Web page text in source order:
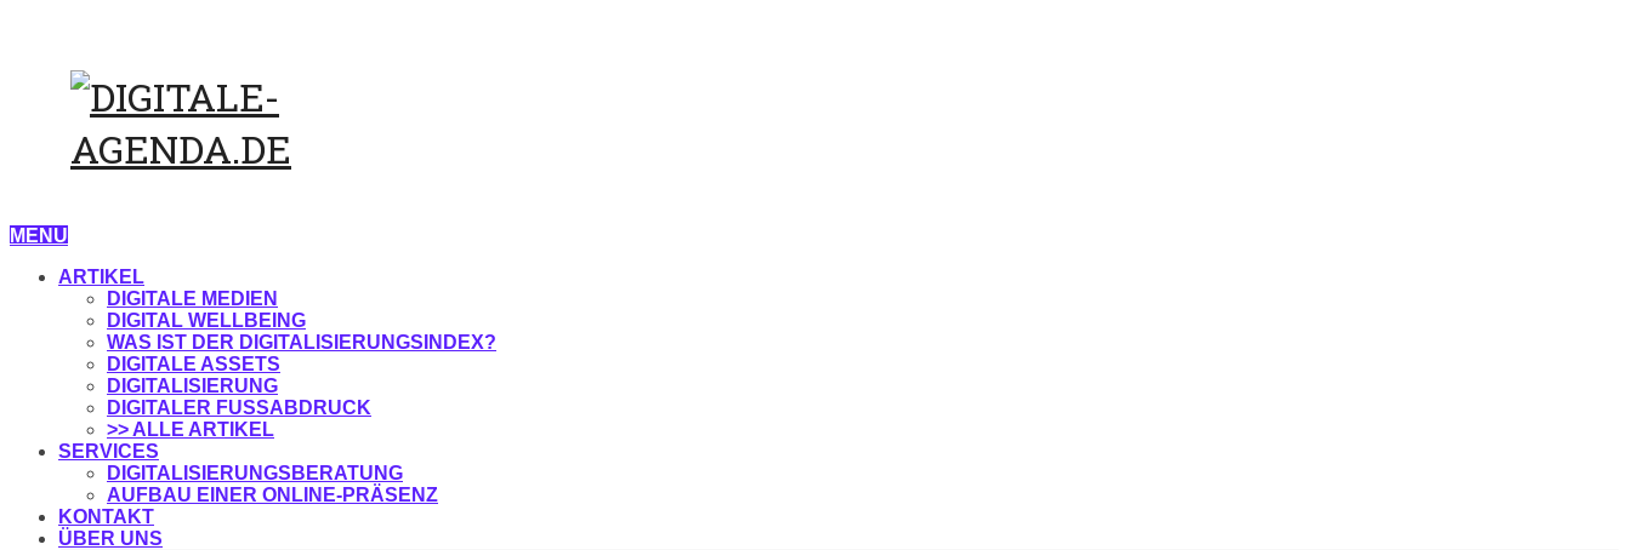
MENU
ARTIKEL
DIGITALE MEDIEN
DIGITAL WELLBEING
WAS IST DER DIGITALISIERUNGSINDEX?
DIGITALE ASSETS
DIGITALISIERUNG
DIGITALER FUSSABDRUCK
>> ALLE ARTIKEL
SERVICES
DIGITALISIERUNGSBERATUNG
AUFBAU EINER ONLINE-PRÄSENZ
KONTAKT
ÜBER UNS